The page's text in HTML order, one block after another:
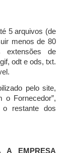
5 arquivos (de
menos de 80
extensões de
odt e ods, txt.
pelo site,
o Fornecedor”,
restante dos
A EMPRESA